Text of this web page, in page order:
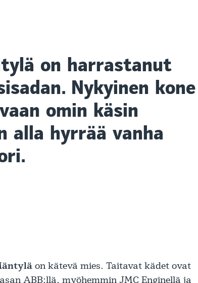
on harrastanut
Nykyinen kone
omin käsin
alla hyrrää vanha
on kätevä mies. Taitavat kädet ovat
ABB:llä, myöhemmin JMC Enginellä ja